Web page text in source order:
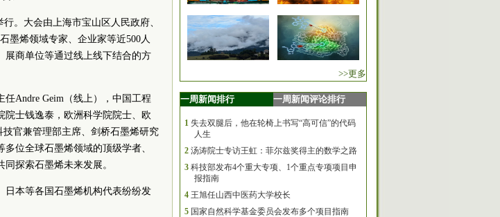
。大会由上海市宝山区人民政府、
墨烯领域专家、企业家等近500人
展商单位等通过线上线下结合的方
Andre Geim（线上），中国工程
院士钱逸泰，欧洲科学院院士、欧
官兼管理部主席、剑桥石墨烯研究
位全球石墨烯领域的顶级学者、
探索石墨烯未来发展。
日本等各国石墨烯机构代表纷纷发
>>更多
一周新闻排行 一周新闻评论排行
1 失去双腿后，他在轮椅上书写“高可信”的代码
人生
2 汤涛院士专访王虹：菲尔兹奖得主的数学之路
3 科技部发布4个重大专项、1个重点专项项目申
报指南
4 王旭任山西中医药大学校长
5 国家自然科学基金委员会发布多个项目指南